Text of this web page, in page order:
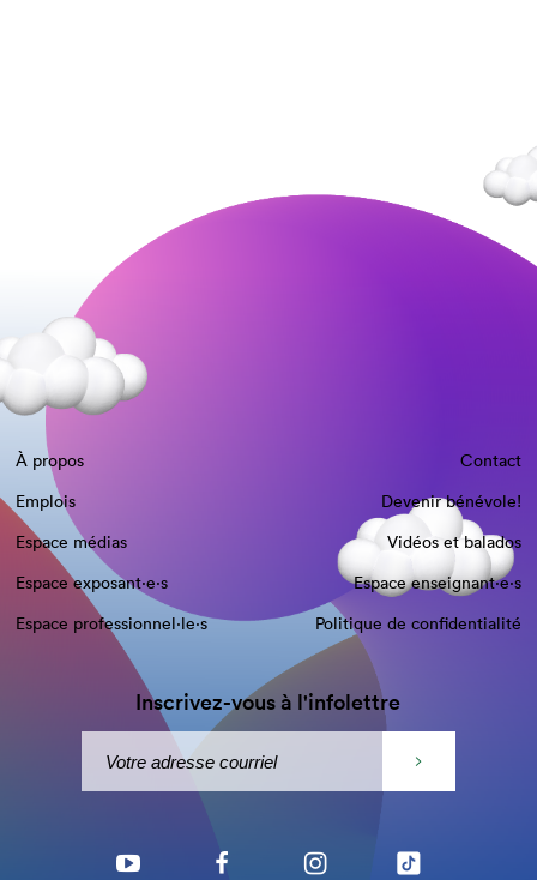
À propos
Contact
Emplois
Devenir bénévole!
Espace médias
Vidéos et balados
Espace exposant·e⋅s
Espace enseignant·e⋅s
Espace professionnel·le⋅s
Politique de confidentialité
Inscrivez-vous à l'infolettre